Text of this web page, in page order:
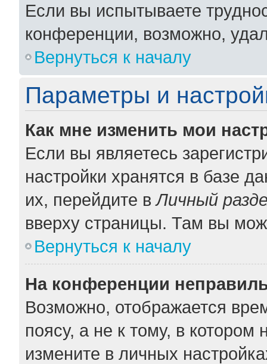
Если вы испытываете
конференции, возможно,
Вернуться к началу
Параметры и
Как мне изменить мои
Если вы являетесь
настройки хранятся в базе
их, перейдите вЛичный
вверху страницы. Там вы
Вернуться к началу
На конференции
Возможно, отображается
поясу, а не к тому, в
измените в личных